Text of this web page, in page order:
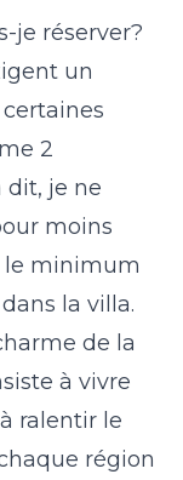
je réserver?
un
2
dit, je ne
moins
le minimum
la villa.
de la
à vivre
ralentir le
région